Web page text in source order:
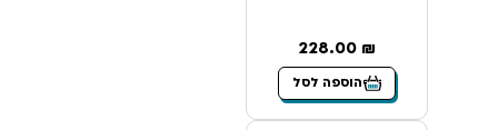
228.00 ₪
הוספה לסל